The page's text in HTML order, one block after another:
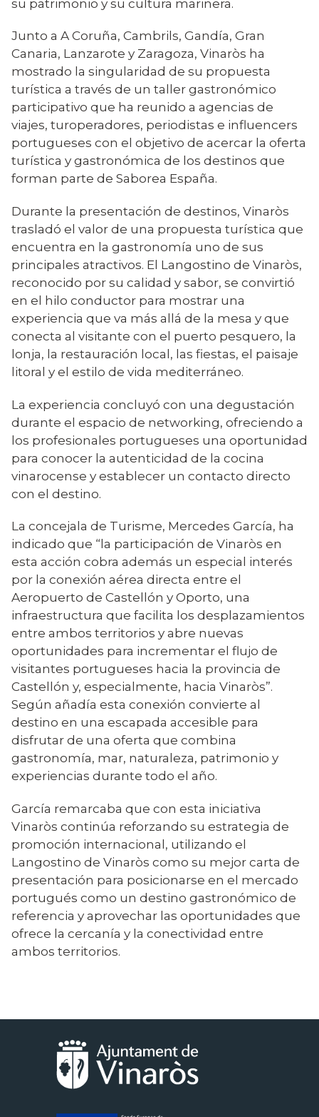
su patrimonio y su cultura marinera.
Junto a A Coruña, Cambrils, Gandía, Gran
Canaria, Lanzarote y Zaragoza, Vinaròs ha
mostrado la singularidad de su propuesta
turística a través de un taller gastronómico
participativo que ha reunido a agencias de
viajes, turoperadores, periodistas e influencers
portugueses con el objetivo de acercar la oferta
turística y gastronómica de los destinos que
forman parte de Saborea España.
Durante la presentación de destinos, Vinaròs
trasladó el valor de una propuesta turística que
encuentra en la gastronomía uno de sus
principales atractivos. El Langostino de Vinaròs,
reconocido por su calidad y sabor, se convirtió
en el hilo conductor para mostrar una
experiencia que va más allá de la mesa y que
conecta al visitante con el puerto pesquero, la
lonja, la restauración local, las fiestas, el paisaje
litoral y el estilo de vida mediterráneo.
La experiencia concluyó con una degustación
durante el espacio de networking, ofreciendo a
los profesionales portugueses una oportunidad
para conocer la autenticidad de la cocina
vinarocense y establecer un contacto directo
con el destino.
La concejala de Turisme, Mercedes García, ha
indicado que “la participación de Vinaròs en
esta acción cobra además un especial interés
por la conexión aérea directa entre el
Aeropuerto de Castellón y Oporto, una
infraestructura que facilita los desplazamientos
entre ambos territorios y abre nuevas
oportunidades para incrementar el flujo de
visitantes portugueses hacia la provincia de
Castellón y, especialmente, hacia Vinaròs”.
Según añadía esta conexión convierte al
destino en una escapada accesible para
disfrutar de una oferta que combina
gastronomía, mar, naturaleza, patrimonio y
experiencias durante todo el año.
García remarcaba que con esta iniciativa
Vinaròs continúa reforzando su estrategia de
promoción internacional, utilizando el
Langostino de Vinaròs como su mejor carta de
presentación para posicionarse en el mercado
portugués como un destino gastronómico de
referencia y aprovechar las oportunidades que
ofrece la cercanía y la conectividad entre
ambos territorios.